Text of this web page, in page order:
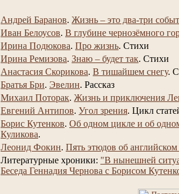
Андрей Баранов. Жизнь – это два-три
Иван Белоусов. В глубине чернозёмного
Ирина Подюкова. Про жизнь. Стихи
Ирина Ремизова. Знаю – будет так. Стихи
Анастасия Скорикова. В тишайшем снегу.
Братья Бри. Эвелин. Рассказ
Михаил Поторак. Жизнь и приключения
Евгений Антипов. Угол зрения. Цикл
Борис Кутенков. Об одном цикле и об
Куликова.
Леонид Фокин. Пять этюдов об английском
Литературные хроники: "В нынешней
Беседа Геннадия Чернова с Борисом